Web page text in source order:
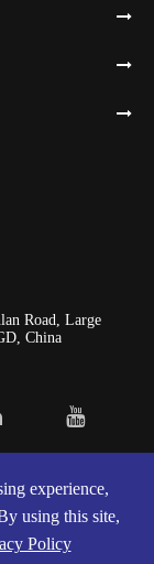
Road, Large
China
experience,
using this site,
Policy